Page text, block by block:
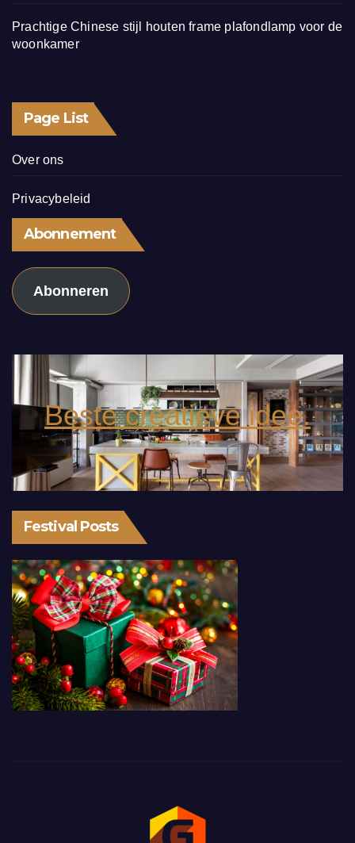
Prachtige Chinese stijl houten frame plafondlamp voor de
woonkamer
Page List
Over ons
Privacybeleid
Abonnement
Abonneren
Beste creatieve idee.
Festival Posts